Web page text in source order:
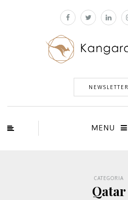
NEWSLETTER
MENU
CATEGORIA
Qatar